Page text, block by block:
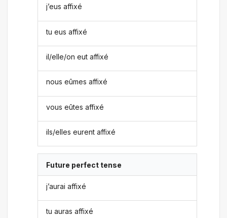
j’eus affixé
tu eus affixé
il/elle/on eut affixé
nous eûmes affixé
vous eûtes affixé
ils/elles eurent affixé
Future perfect tense
j’aurai affixé
tu auras affixé